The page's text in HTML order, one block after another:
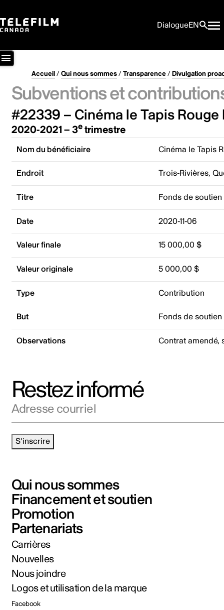
DialogueEN
Accueil/Qui nous sommes/Transparence/Divulgation
Subventions et
#22339 – Cinéma le Tapis Rouge
2020-2021 – 3etrimestre
Nom du bénéficiaire Cinéma le Tapis
Endroit Trois-Rivières,
Titre Fonds de soutien
Date 2020-11-06
Valeur finale 15 000,00 $
Valeur originale 5 000,00 $
Type Contribution
But Fonds de soutien
Observations Contrat amendé,
Restez informé
S'inscrire
Qui nous sommes
Financement et soutien
Promotion
Partenariats
Carrières
Nouvelles
Nous joindre
Logos et utilisation de la marque
Facebook